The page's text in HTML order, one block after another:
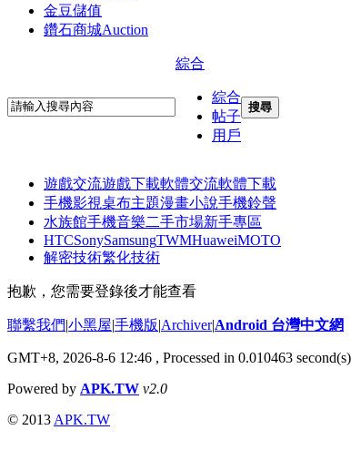
金豆儲值
鑽石商城Auction
綜合
綜合
帖子
用戶
搜尋
遊戲交流遊戲下載軟體交流軟體下載
手機影視桌布主題漫畫小說手機鈴聲
水族館手機音樂二手市場新手專區
HTCSonySamsungTWMHuaweiMOTO
解密技術繁化技術
抱歉，您需要登錄後才能查看
聯繫我們|小黑屋|手機版|Archiver|Android 台灣中文網
GMT+8, 2026-8-6 12:46 , Processed in 0.010463
Powered by APK.TW v2.0
© 2013 APK.TW